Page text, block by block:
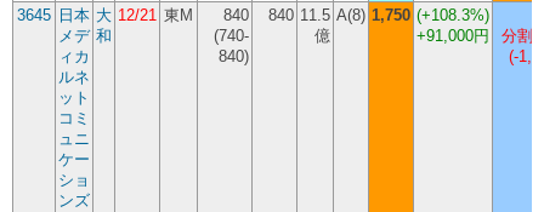
3645 日本
メデ
ィカ
ルネ
ット
コミ
ュニ
ケー
ショ
ンズ
大
和
12/21 東M
840
(740-
840)
840 11.5
億
A(8) 1,750 (+108.3%)
+91,000円
分割
(-